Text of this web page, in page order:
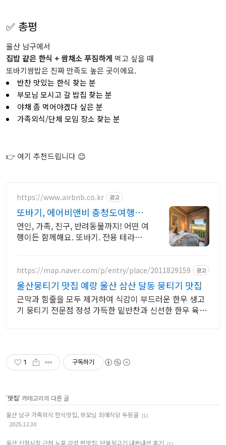
✅ 총평
울산 남구에서
집밥 같은 한식 + 쌈채소 푸짐하게 먹고 싶을 때
또바기쌈밥은 진짜 만족도 높은 곳이에요.
반찬 맛있는 한식 찾는 분
부모님 모시고 갈 밥집 찾는 분
야채 좀 먹어야겠다 싶은 분
가족외식/단체 모임 장소 찾는 분
👉 여기 추천드립니다 😊
https://www.airbnb.co.kr 광고
또바기, 에어비앤비 충청도여행도
우리집처럼
연인, 가족, 친구, 반려동물까지! 어떤 여
행이든 함께해요. 또바기. 전용 테라스
https://map.naver.com/p/entry/place/2011829159 광고
울산뭉티기 맛집 예랑 울산 삼산 달동 뭉티기 맛집
근막과 힘줄을 모두 제거하여 식감이 부드러운 한우 생고
기 뭉티기 전문점 정성 가득한 밑반찬과 신선한 한우 육회
1 구독하기
'맛집' 카테고리의 다른 글
울산 남구 가족외식 한식맛집, 부모님 최애식당 두왕골 (1)
2025.12.30
울산 신정시장 근처 노포 감성 찐맛집, 단불뒷고기 내돈내산 후기